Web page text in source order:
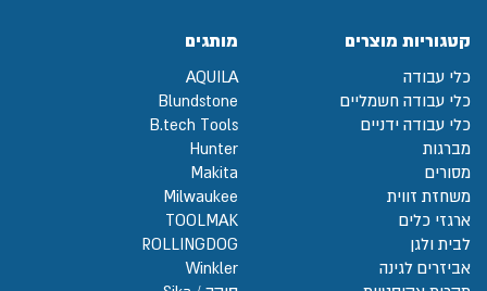
קטגוריות מוצרים
כלי עבודה
כלי עבודה חשמליים
כלי עבודה ידניים
מברגות
מסורים
משחזת זווית
ארגזי כלים
לבית ולגן
אביזרים לגינה
מותגים
AQUILA
Blundstone
B.tech Tools
Hunter
Makita
Milwaukee
TOOLMAK
ROLLINGDOG
Winkler